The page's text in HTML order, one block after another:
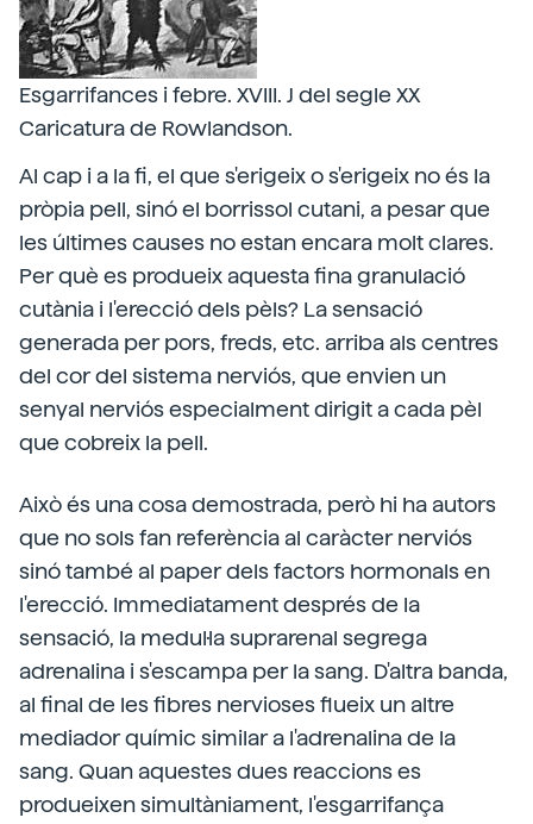
Esgarrifances i febre. XVIII. J del segle XX
Caricatura de Rowlandson.
Al cap i a la fi, el que s'erigeix o s'erigeix no és la
pròpia pell, sinó el borrissol cutani, a pesar que
les últimes causes no estan encara molt clares.
Per què es produeix aquesta fina granulació
cutània i l'erecció dels pèls? La sensació
generada per pors, freds, etc. arriba als centres
del cor del sistema nerviós, que envien un
senyal nerviós especialment dirigit a cada pèl
que cobreix la pell.
Això és una cosa demostrada, però hi ha autors
que no sols fan referència al caràcter nerviós
sinó també al paper dels factors hormonals en
l'erecció. Immediatament després de la
sensació, la medul·la suprarenal segrega
adrenalina i s'escampa per la sang. D'altra banda,
al final de les fibres nervioses flueix un altre
mediador químic similar a l'adrenalina de la
sang. Quan aquestes dues reaccions es
produeixen simultàniament, l'esgarrifança